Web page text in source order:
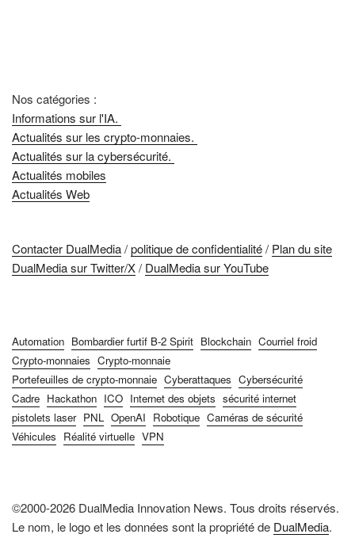
Nos catégories :
Informations sur l'IA.
Actualités sur les crypto-monnaies.
Actualités sur la cybersécurité.
Actualités mobiles
Actualités Web
Contacter DualMedia/politique de confidentialité/ Plan du site
DualMedia sur Twitter/X/ DualMedia sur YouTube
Automation Bombardier furtif B-2 Spirit Blockchain Courriel froid
Crypto-monnaies Crypto-monnaie
Portefeuilles de crypto-monnaie Cyberattaques Cybersécurité
Cadre Hackathon ICO Internet des objets sécurité internet
pistolets laser PNL OpenAI Robotique Caméras de sécurité
Véhicules Réalité virtuelle VPN
©2000-2026 DualMedia Innovation News. Tous droits réservés.
Le nom, le logo et les données sont la propriété de DualMedia.